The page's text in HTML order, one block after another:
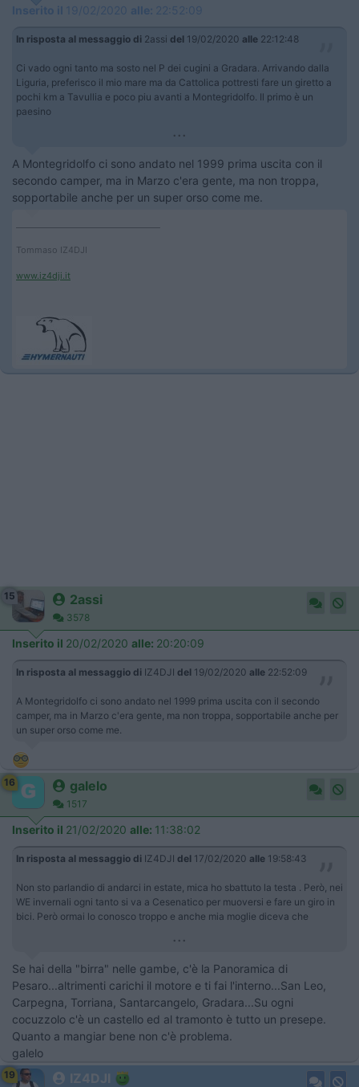
Inserito il 19/02/2020 alle: 22:52:09
In risposta al messaggio di 2assi del 19/02/2020 alle 22:12:48
Ci vado ogni tanto ma sosto nel P dei cugini a Gradara. Arrivando dalla
Liguria, preferisco il mio mare ma da Cattolica pottresti fare un giretto a
pochi km a Tavullia e poco piu avanti a Montegridolfo. Il primo è un
paesino
...
A Montegridolfo ci sono andato nel 1999 prima uscita con il
secondo camper, ma in Marzo c'era gente, ma non troppa,
sopportabile anche per un super orso come me.
Tommaso IZ4DJI
www.iz4dji.it
15 2assi
3578
Inserito il 20/02/2020 alle: 20:20:09
In risposta al messaggio di IZ4DJI del 19/02/2020 alle 22:52:09
A Montegridolfo ci sono andato nel 1999 prima uscita con il secondo
camper, ma in Marzo c'era gente, ma non troppa, sopportabile anche per
un super orso come me.
16 galelo
1517
Inserito il 21/02/2020 alle: 11:38:02
In risposta al messaggio di IZ4DJI del 17/02/2020 alle 19:58:43
Non sto parlandio di andarci in estate, mica ho sbattuto la testa . Però, nei
WE invernali ogni tanto si va a Cesenatico per muoversi e fare un giro in
bici. Però ormai lo conosco troppo e anche mia moglie diceva che
...
Se hai della "birra" nelle gambe, c'è la Panoramica di
Pesaro...altrimenti carichi il motore e ti fai l'interno...San Leo,
Carpegna, Torriana, Santarcangelo, Gradara...Su ogni
cocuzzolo c'è un castello ed al tramonto è tutto un presepe.
Quanto a mangiar bene non c'è problema.
galelo
19 IZ4DJI